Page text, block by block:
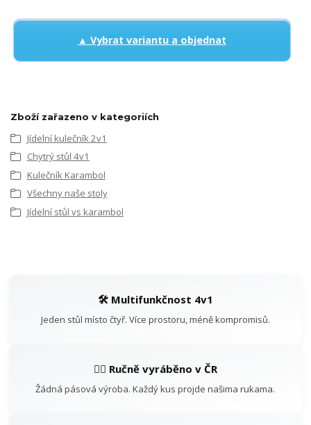
▲ Vybrat variantu a objednat
Zboží zařazeno v kategoriích
Jídelní kulečník 2v1
Chytrý stůl 4v1
Kulečník Karambol
Všechny naše stoly
Jídelní stůl vs karambol
🛠️ Multifunkčnost 4v1
Jeden stůl místo čtyř. Více prostoru, méně kompromisů.
👷‍♂️ Ručně vyráběno v ČR
Žádná pásová výroba. Každý kus projde našima rukama.